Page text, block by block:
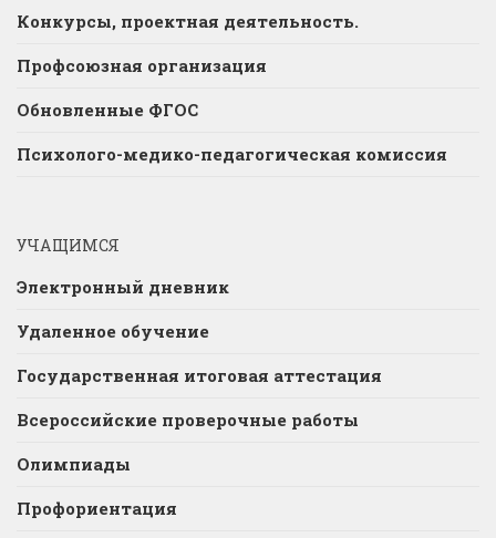
Конкурсы, проектная деятельность.
Профсоюзная организация
Обновленные ФГОС
Психолого-медико-педагогическая комиссия
УЧАЩИМСЯ
Электронный дневник
Удаленное обучение
Государственная итоговая аттестация
Всероссийские проверочные работы
Олимпиады
Профориентация